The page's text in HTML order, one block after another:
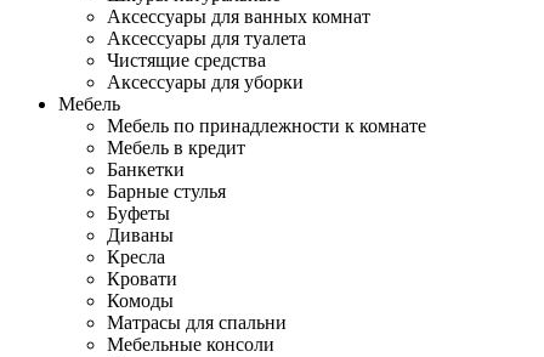
Аксессуары для ванных комнат
Аксессуары для туалета
Чистящие средства
Аксессуары для уборки
Мебель
Мебель по принадлежности к комнате
Мебель в кредит
Банкетки
Барные стулья
Буфеты
Диваны
Кресла
Кровати
Комоды
Матрасы для спальни
Мебельные консоли